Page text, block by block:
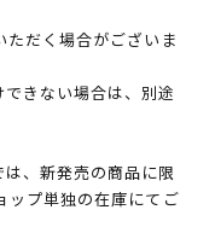
だく場合がございま
きない場合は、別途
、新発売の商品に限
ップ単独の在庫にてご